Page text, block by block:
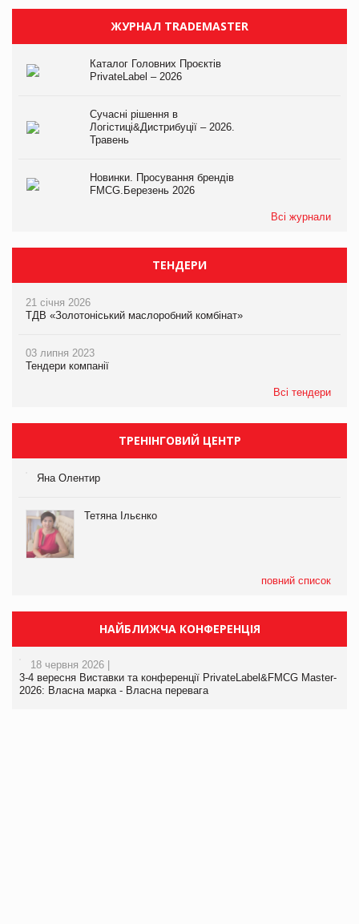
ЖУРНАЛ TRADEMASTER
Каталог Головних Проєктів
PrivateLabel – 2026
Сучасні рішення в
Логістиці&Дистрибуції – 2026.
Травень
Новинки. Просування брендів
FMCG.Березень 2026
Всі журнали
ТЕНДЕРИ
21 січня 2026
ТДВ «Золотоніський маслоробний комбінат»
03 липня 2023
Тендери компанії
Всі тендери
ТРЕНІНГОВИЙ ЦЕНТР
Яна Олентир
Тетяна Ільєнко
повний список
НАЙБЛИЖЧА КОНФЕРЕНЦІЯ
18 червня 2026 |
3-4 вересня Виставки та конференції PrivateLabel&FMCG Master-
2026: Власна марка - Власна перевага